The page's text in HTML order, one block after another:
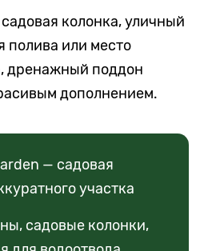
колонка, уличный
полива или место
дренажный поддон
дополнением.
— садовая
участка
садовые колонки,